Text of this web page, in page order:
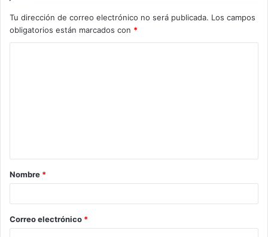
Tu dirección de correo electrónico no será publicada. Los campos
obligatorios están marcados con *
Nombre *
Correo electrónico *